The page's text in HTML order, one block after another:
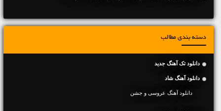
دسته بندی مطالب
دانلود تک آهنگ جدید
دانلود آهنگ شاد
دانلود آهنگ عروسی و جشن